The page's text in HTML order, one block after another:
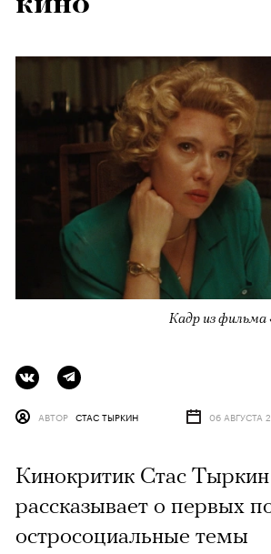
Кадр из
АВТОР СТАС ТЫРКИН 06 АВГУСТА
Кинокритик Стас Тыркин
рассказывает о первых
остросоциальные темы